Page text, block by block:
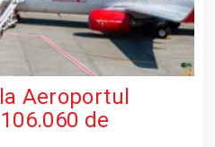
Aeroportul
de